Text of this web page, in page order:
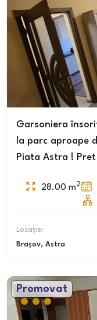
Garsoniera
la parc aproape
Piata Astra !
28.00 m2
Locație:
Brașov, Astra
Promovat